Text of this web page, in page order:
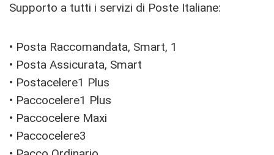
Supporto a tutti i servizi di Poste Italiane:
• Posta Raccomandata, Smart, 1
• Posta Assicurata, Smart
• Postacelere1 Plus
• Paccocelere1 Plus
• Paccocelere Maxi
• Paccocelere3